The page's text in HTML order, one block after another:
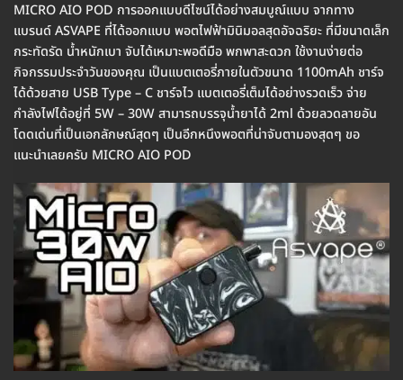
MICRO AIO POD การออกแบบดีไซน์ได้อย่างสมบูณ์แบบ จากทาง
แบรนด์ ASVAPE ที่ได้ออกแบบ พอตไฟฟ้ามินิมอลสุดอัจฉริยะ ที่มีขนาดเล็ก
กระทัดรัด น้ำหนักเบา จับได้เหมาะพอดีมือ พกพาสะดวก ใช้งานง่ายต่อ
กิจกรรมประจำวันของคุณ เป็นแบตเตอรี่ภายในตัวขนาด 1100mAh ชาร์จ
ได้ด้วยสาย USB Type – C ชาร์จไว แบตเตอรี่เต็มได้อย่างรวดเร็ว จ่าย
กำลังไฟได้อยู่ที่ 5W – 30W สามารถบรรจุน้ำยาได้ 2ml ด้วยลวดลายอัน
โดดเด่นที่เป็นเอกลักษณ์สุดๆ เป็นอีกหนึงพอตที่น่าจับตามองสุดๆ ขอ
แนะนำเลยครับ MICRO AIO POD